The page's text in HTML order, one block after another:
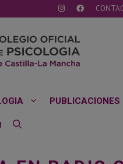
PUBLICACIONES